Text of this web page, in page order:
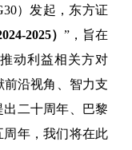
）发起，东方证
2025） ”，旨在
动利益相关方对
沿视角、智力支
二十周年、巴黎
周年，我们将在此